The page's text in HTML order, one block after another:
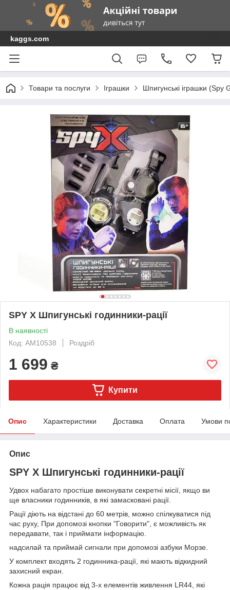
kaggs.com
Товари та послуги Іграшки Шпигунські іграшки (Spy
SPY X Шпигунські годинники-рації
В наявності
Код: AM10538
Роздріб
1 699 ₴
Купити
Опис Характеристики Доставка Оплата Умови
Опис
SPY X Шпигунські годинники-рації
Удвох набагато простіше виконувати секретні місії, якщо ви
ще власники годинників, в які замасковані рації.
Рації діють на відстані до 60 метрів, можно спілкуватися під
час руху, При допомозі кнопки "Говорити", є можливість як
передавати, так і приймати інформацію.
надсилай та приймай сигнали при допомозі азбуки Морзе.
У комплект входять 2 годинника-рації, які мають відкидний
захисний екран.
Кожна рація працює від 3-х елементів живлення LR44, які